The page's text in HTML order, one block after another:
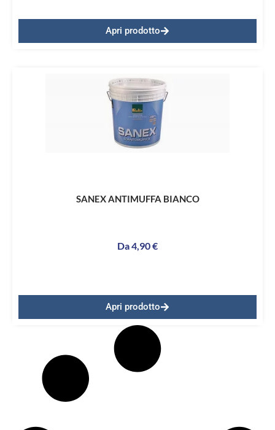
Apri prodotto
SANEX ANTIMUFFA BIANCO
Da4,90€
Apri prodotto